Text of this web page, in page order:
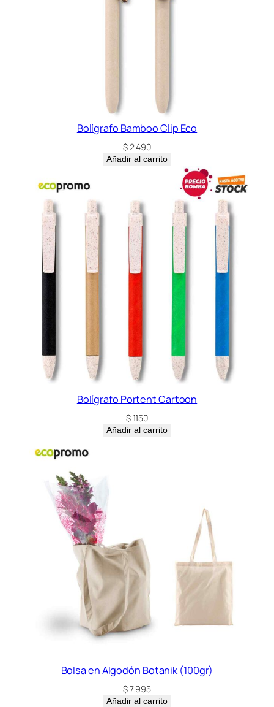
Bolígrafo Bamboo Clip Eco
$2.490
Añadir al carrito
Bolígrafo Portent Cartoon
$1.150
Añadir al carrito
Bolsa en Algodón Botanik (100gr)
$7.995
Añadir al carrito